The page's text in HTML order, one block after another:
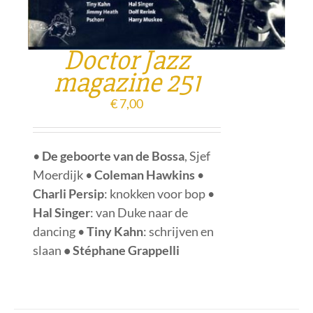
Doctor Jazz
magazine 251
€7,00
• De geboorte van de Bossa, Sjef
Moerdijk •Coleman Hawkins •
Charli Persip: knokken voor bop •
Hal Singer: van Duke naar de
dancing •Tiny Kahn: schrijven en
slaan • Stéphane Grappelli